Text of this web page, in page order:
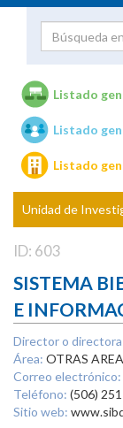
Listado
Listado
Listado
Unidad de
ID: 603
SISTEMA
E
Director o
Área: OTRAS
Correo electrónico:
Teléfono: (506)
Sitio web: